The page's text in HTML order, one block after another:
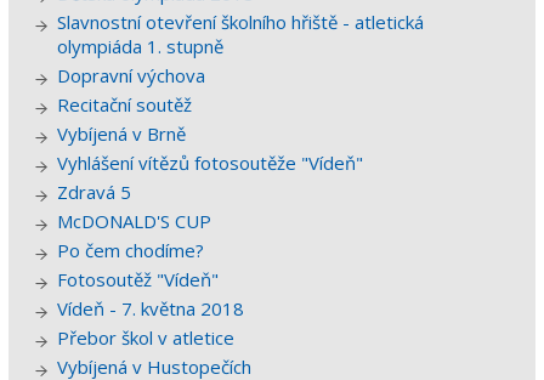
Slavnostní otevření školního hřiště - atletická
olympiáda 1. stupně
Dopravní výchova
Recitační soutěž
Vybíjená v Brně
Vyhlášení vítězů fotosoutěže "Vídeň"
Zdravá 5
McDONALD'S CUP
Po čem chodíme?
Fotosoutěž "Vídeň"
Vídeň - 7. května 2018
Přebor škol v atletice
Vybíjená v Hustopečích